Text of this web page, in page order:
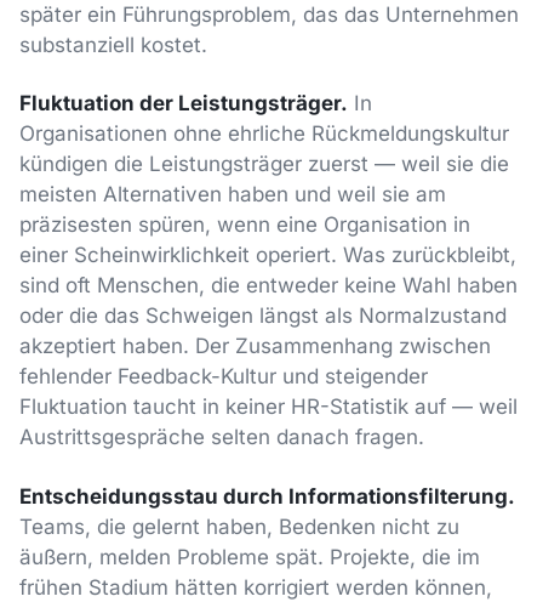
später ein Führungsproblem, das das Unternehmen
substanziell kostet.
Fluktuation der Leistungsträger. In
Organisationen ohne ehrliche Rückmeldungskultur
kündigen die Leistungsträger zuerst — weil sie die
meisten Alternativen haben und weil sie am
präzisesten spüren, wenn eine Organisation in
einer Scheinwirklichkeit operiert. Was zurückbleibt,
sind oft Menschen, die entweder keine Wahl haben
oder die das Schweigen längst als Normalzustand
akzeptiert haben. Der Zusammenhang zwischen
fehlender Feedback-Kultur und steigender
Fluktuation taucht in keiner HR-Statistik auf — weil
Austrittsgespräche selten danach fragen.
Entscheidungsstau durch Informationsfilterung.
Teams, die gelernt haben, Bedenken nicht zu
äußern, melden Probleme spät. Projekte, die im
frühen Stadium hätten korrigiert werden können,